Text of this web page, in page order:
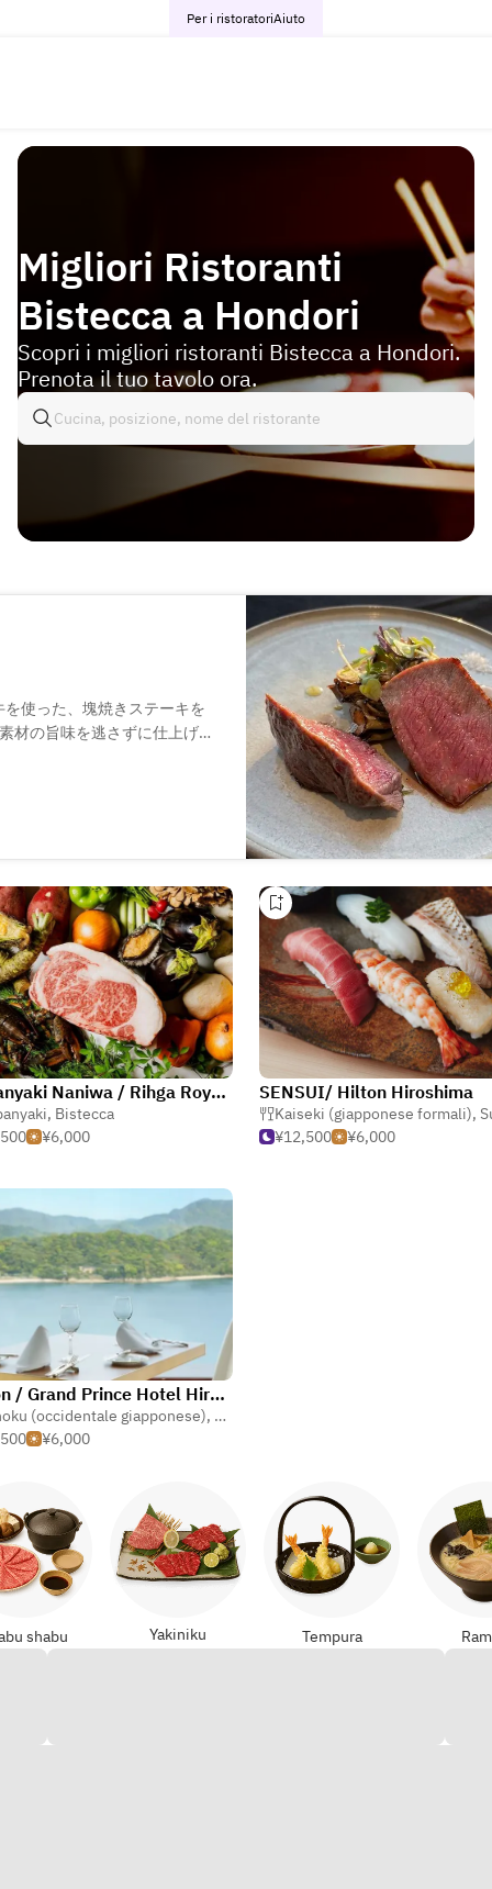
Per i ristoratoriAiuto
Migliori Ristoranti
Bistecca a Hondori
Scopri i migliori ristoranti Bistecca a Hondori.
Prenota il tuo tavolo ora.
使った、塊焼きステーキを
材の旨味を逃さずに仕上げる
Teppanyaki Naniwa / Rihga Royal Hotel Hiroshima
, Bistecca
¥6,000
SENSUI/ Hilton Hiroshima
Kaiseki (giapponese formali),
¥12,500
¥6,000
Boston / Grand Prince Hotel Hiroshima
(occidentale giapponese), Bistecca
¥6,000
shabu Yakiniku Tempura